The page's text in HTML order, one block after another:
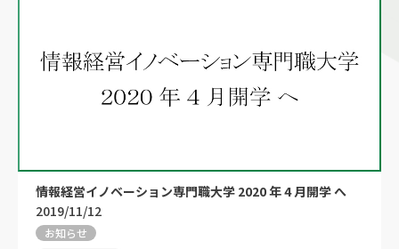
情報経営イノベーション専門職大学 2020 年 4 月開学 へ
2019/11/12
お知らせ